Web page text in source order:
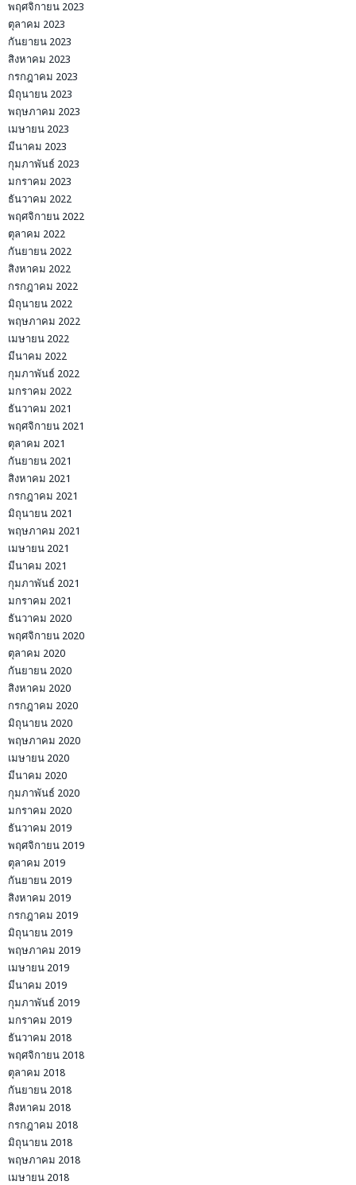
พฤศจิกายน 2023
ตุลาคม 2023
กันยายน 2023
สิงหาคม 2023
กรกฎาคม 2023
มิถุนายน 2023
พฤษภาคม 2023
เมษายน 2023
มีนาคม 2023
กุมภาพันธ์ 2023
มกราคม 2023
ธันวาคม 2022
พฤศจิกายน 2022
ตุลาคม 2022
กันยายน 2022
สิงหาคม 2022
กรกฎาคม 2022
มิถุนายน 2022
พฤษภาคม 2022
เมษายน 2022
มีนาคม 2022
กุมภาพันธ์ 2022
มกราคม 2022
ธันวาคม 2021
พฤศจิกายน 2021
ตุลาคม 2021
กันยายน 2021
สิงหาคม 2021
กรกฎาคม 2021
มิถุนายน 2021
พฤษภาคม 2021
เมษายน 2021
มีนาคม 2021
กุมภาพันธ์ 2021
มกราคม 2021
ธันวาคม 2020
พฤศจิกายน 2020
ตุลาคม 2020
กันยายน 2020
สิงหาคม 2020
กรกฎาคม 2020
มิถุนายน 2020
พฤษภาคม 2020
เมษายน 2020
มีนาคม 2020
กุมภาพันธ์ 2020
มกราคม 2020
ธันวาคม 2019
พฤศจิกายน 2019
ตุลาคม 2019
กันยายน 2019
สิงหาคม 2019
กรกฎาคม 2019
มิถุนายน 2019
พฤษภาคม 2019
เมษายน 2019
มีนาคม 2019
กุมภาพันธ์ 2019
มกราคม 2019
ธันวาคม 2018
พฤศจิกายน 2018
ตุลาคม 2018
กันยายน 2018
สิงหาคม 2018
กรกฎาคม 2018
มิถุนายน 2018
พฤษภาคม 2018
เมษายน 2018